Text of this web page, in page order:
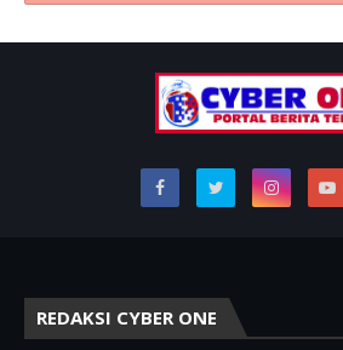
REDAKSI CYBER ONE